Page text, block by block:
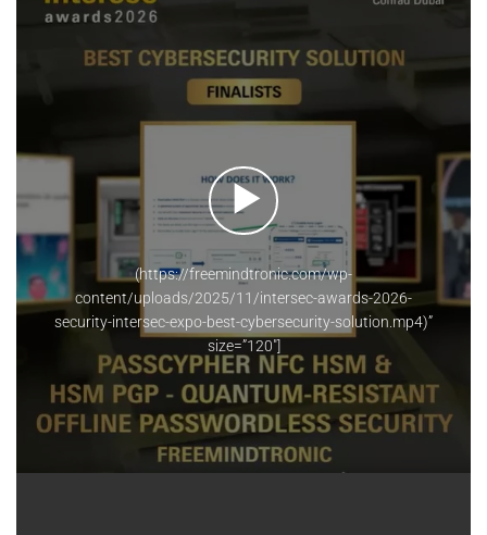
(https://freemindtronic.com/wp-
content/uploads/2025/11/intersec-awards-2026-
security-intersec-expo-best-cybersecurity-solution.mp4)”
size=”120″]